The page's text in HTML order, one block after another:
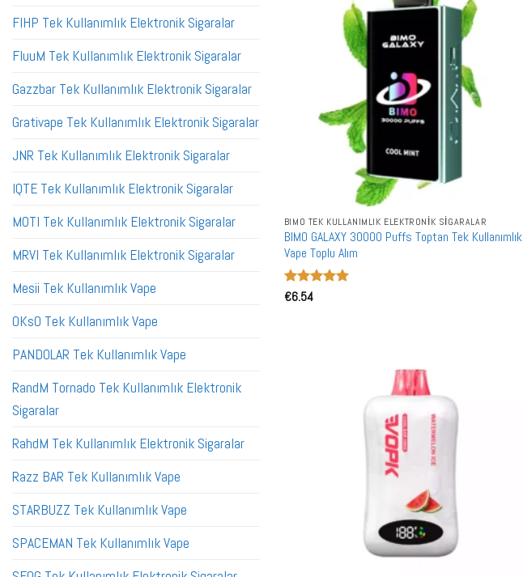
FIHP Tek Kullanımlık Elektronik Sigaralar
FluuM Tek Kullanımlık Elektronik Sigaralar
Gazzbar Tek Kullanımlık Elektronik Sigaralar
Grativape Tek Kullanımlık Elektronik Sigaralar
JNR Tek Kullanımlık Elektronik Sigaralar
IQTE Tek Kullanımlık Elektronik Sigaralar
MOTI Tek Kullanımlık Elektronik Sigaralar
MRVI Tek Kullanımlık Elektronik Sigaralar
Mesii Tek Kullanımlık Vape
OKsO Tek Kullanımlık Vape
PANDOLAR Tek Kullanımlık Vape
RandM Tornado Tek Kullanımlık Elektronik
Sigaralar
RahdM Tek Kullanımlık Elektronik Sigaralar
Razz BAR Tek Kullanımlık Vape
STARBUZZ Tek Kullanımlık Vape
SPACEMAN Tek Kullanımlık Vape
BIMO TEK KULLANIMLIK ELEKTRONIK SIGARALAR
BIMO GALAXY 30000 Puffs Toptan Tek Kullanımlık
Vape Toplu Alım
5 üzerinden
€6.54